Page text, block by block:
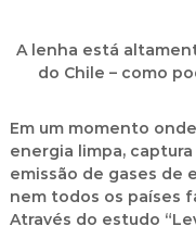
A lenha está
do Chile – como
Em um momento
energia limpa,
emissão de gases de
nem todos os países
Através do estudo